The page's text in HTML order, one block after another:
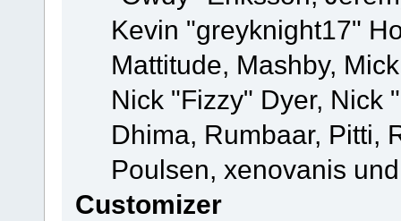
Kevin "greyknight17"
Mattitude, Mashby,
Nick "Fizzy" Dyer, Nick
Dhima, Rumbaar, Pitti,
Poulsen, xenovanis
Customizer